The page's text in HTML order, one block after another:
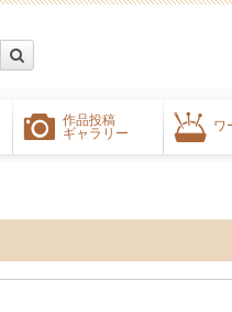
作品投稿
ギャラリー
ワ